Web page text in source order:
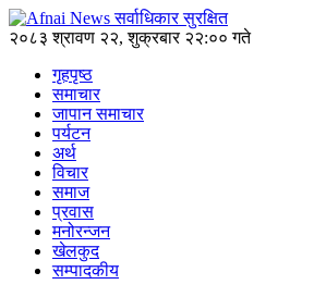
२०८३ श्रावण २२, शुक्रबार २२:०० गते
गृहपृष्ठ
समाचार
जापान समाचार
पर्यटन
अर्थ
विचार
समाज
प्रवास
मनोरन्जन
खेलकुद
सम्पादकीय